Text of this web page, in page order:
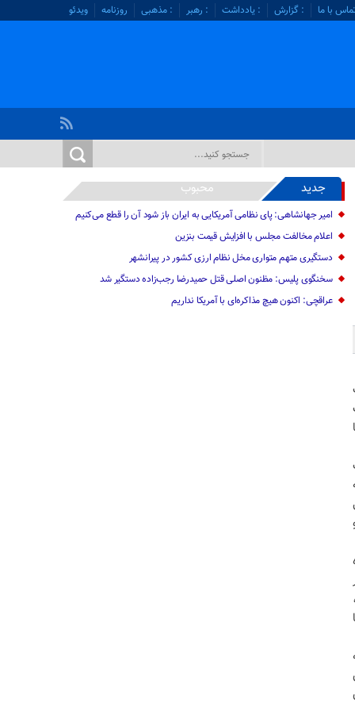
با ما : گزارش : یادداشت : رهبر : مذهبی روزنامه ویدئو
جدید محبوب
امیر جهانشاهی: پای نظامی آمریکایی به ایران باز شود آن را قطع می‌کنیم
اعلام مخالفت مجلس با افزایش قیمت بنزین
دستگیری متهم متواری مخل نظام ارزی کشور در پیرانشهر
سخنگوی پلیس: مظنون اصلی قتل حمیدرضا رجب‌زاده دستگیر شد
عراقچی: اکنون هیچ مذاکره‌ای با آمریکا نداریم